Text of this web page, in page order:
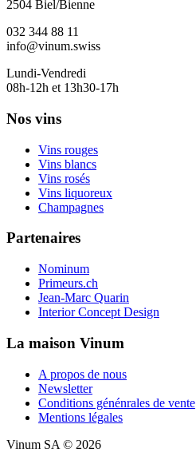
2504 Biel/Bienne
032 344 88 11
info@vinum.swiss
Lundi-Vendredi
08h-12h et 13h30-17h
Nos vins
Vins rouges
Vins blancs
Vins rosés
Vins liquoreux
Champagnes
Partenaires
Nominum
Primeurs.ch
Jean-Marc Quarin
Interior Concept Design
La maison Vinum
A propos de nous
Newsletter
Conditions génénrales de vente
Mentions légales
Vinum SA © 2026